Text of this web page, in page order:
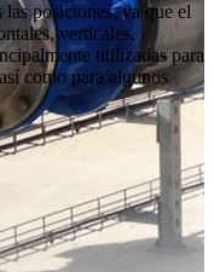
las posiciones, ya que el
verticales,
utilizadas para
como para algunos